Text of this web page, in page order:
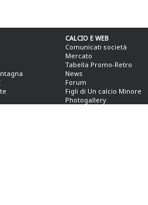
CALCIO E WEB
Comunicati società
Mercato
Tabella Promo-Retro
News
Forum
Figli di Un calcio Minore
Photogallery